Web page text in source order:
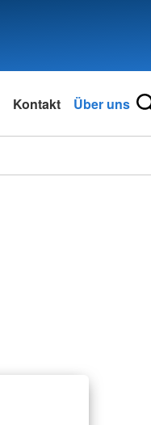
Kontakt Über uns